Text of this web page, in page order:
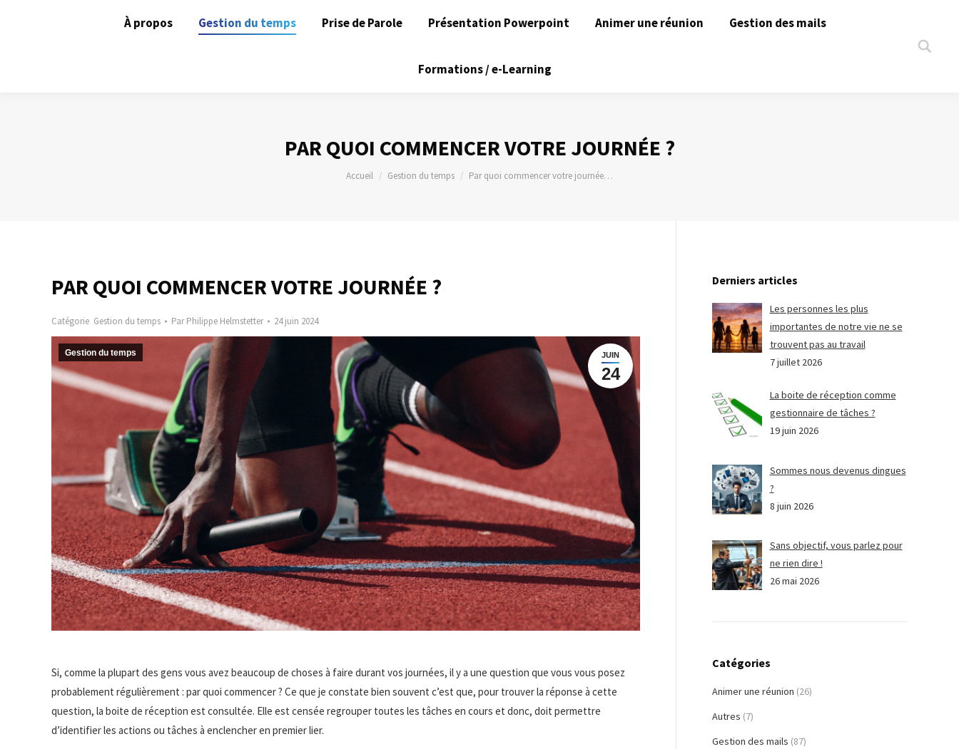
À propos Gestion du temps Prise de Parole Présentation Powerpoint Animer une réunion Gestion des mails
Formations / e-Learning
Search:
PAR QUOI COMMENCER VOTRE JOURNÉE ?
Vous êtes ici :
Accueil Gestion du temps Par quoi commencer votre journée…
PAR QUOI COMMENCER VOTRE JOURNÉE ?
Catégorie Gestion du temps ParPhilippe Helmstetter 24 juin 2024
JUIN
24
Gestion du temps
Si, comme la plupart des gens vous avez beaucoup de choses à faire durant vos journées, il y a une question que vous vous posez
probablement régulièrement : par quoi commencer ? Ce que je constate bien souvent c’est que, pour trouver la réponse à cette
question, la boite de réception est consultée. Elle est censée regrouper toutes les tâches en cours et donc, doit permettre
d’identifier les actions ou tâches à enclencher en premier lier.
Derniers articles
Les personnes les plus
importantes de notre vie ne se
trouvent pas au travail
7 juillet 2026
La boite de réception comme
gestionnaire de tâches ?
19 juin 2026
Sommes nous devenus dingues
?
8 juin 2026
Sans objectif, vous parlez pour
ne rien dire !
26 mai 2026
Catégories
Animer une réunion (26)
Autres (7)
Gestion des mails (87)